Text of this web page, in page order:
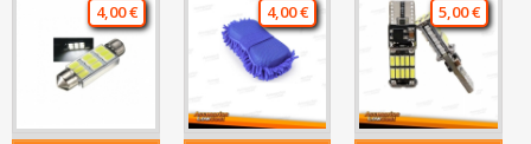
4,00 € 4,00 € 5,00 €